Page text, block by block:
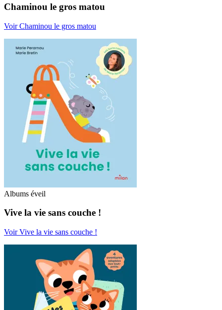
Chaminou le gros matou
Voir Chaminou le gros matou
Albums éveil
Vive la vie sans couche !
Voir Vive la vie sans couche !